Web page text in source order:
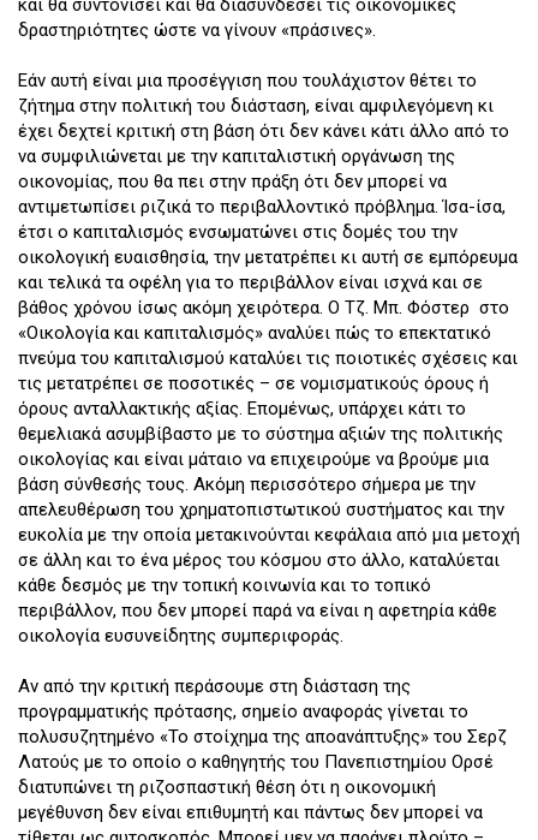
και θα συντονίσει και θα διασυνδέσει τις οικονομικές
δραστηριότητες ώστε να γίνουν «πράσινες».
Εάν αυτή είναι μια προσέγγιση που τουλάχιστον θέτει το
ζήτημα στην πολιτική του διάσταση, είναι αμφιλεγόμενη κι
έχει δεχτεί κριτική στη βάση ότι δεν κάνει κάτι άλλο από το
να συμφιλιώνεται με την καπιταλιστική οργάνωση της
οικονομίας, που θα πει στην πράξη ότι δεν μπορεί να
αντιμετωπίσει ριζικά το περιβαλλοντικό πρόβλημα. Ίσα-ίσα,
έτσι ο καπιταλισμός ενσωματώνει στις δομές του την
οικολογική ευαισθησία, την μετατρέπει κι αυτή σε εμπόρευμα
και τελικά τα οφέλη για το περιβάλλον είναι ισχνά και σε
βάθος χρόνου ίσως ακόμη χειρότερα. Ο Τζ. Μπ. Φόστερ στο
«Οικολογία και καπιταλισμός» αναλύει πώς το επεκτατικό
πνεύμα του καπιταλισμού καταλύει τις ποιοτικές σχέσεις και
τις μετατρέπει σε ποσοτικές – σε νομισματικούς όρους ή
όρους ανταλλακτικής αξίας. Επομένως, υπάρχει κάτι το
θεμελιακά ασυμβίβαστο με το σύστημα αξιών της πολιτικής
οικολογίας και είναι μάταιο να επιχειρούμε να βρούμε μια
βάση σύνθεσής τους. Ακόμη περισσότερο σήμερα με την
απελευθέρωση του χρηματοπιστωτικού συστήματος και την
ευκολία με την οποία μετακινούνται κεφάλαια από μια μετοχή
σε άλλη και το ένα μέρος του κόσμου στο άλλο, καταλύεται
κάθε δεσμός με την τοπική κοινωνία και το τοπικό
περιβάλλον, που δεν μπορεί παρά να είναι η αφετηρία κάθε
οικολογία ευσυνείδητης συμπεριφοράς.
Αν από την κριτική περάσουμε στη διάσταση της
προγραμματικής πρότασης, σημείο αναφοράς γίνεται το
πολυσυζητημένο «Το στοίχημα της αποανάπτυξης» του Σερζ
Λατούς με το οποίο ο καθηγητής του Πανεπιστημίου Ορσέ
διατυπώνει τη ριζοσπαστική θέση ότι η οικονομική
μεγέθυνση δεν είναι επιθυμητή και πάντως δεν μπορεί να